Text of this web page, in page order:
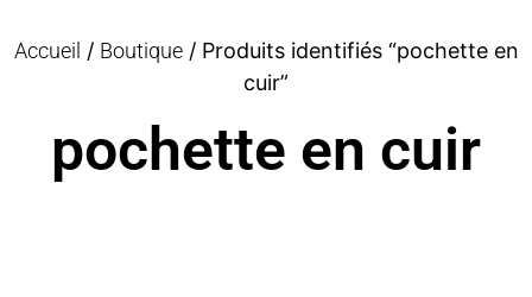
Accueil / Boutique/ Produits identifiés “pochette en
cuir”
pochette en cuir